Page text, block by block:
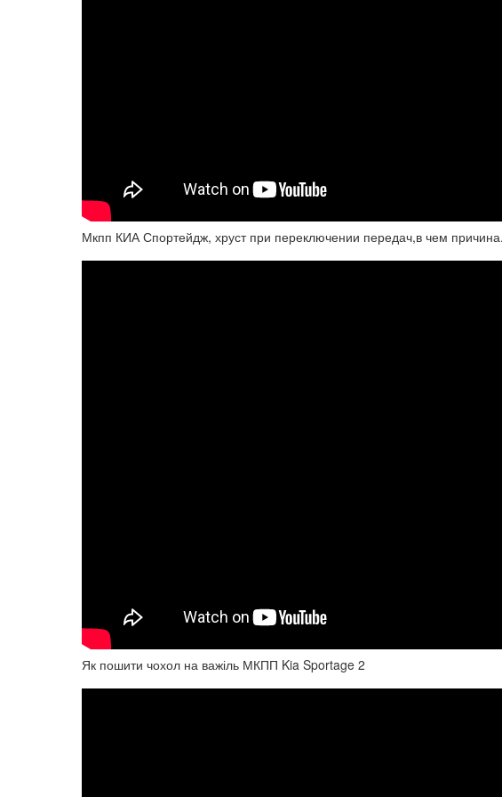
Мкпп КИА Спортейдж, хруст при переключении передач,в чем причина.
Як пошити чохол на важіль МКПП Kia Sportage 2